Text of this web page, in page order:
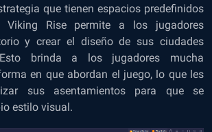
que tienen espacios predefinidos
Viking Rise permite a los jugadores
y crear el diseño de sus ciudades
brinda a los jugadores mucha
en que abordan el juego, lo que les
sus asentamientos para que se
estilo visual.